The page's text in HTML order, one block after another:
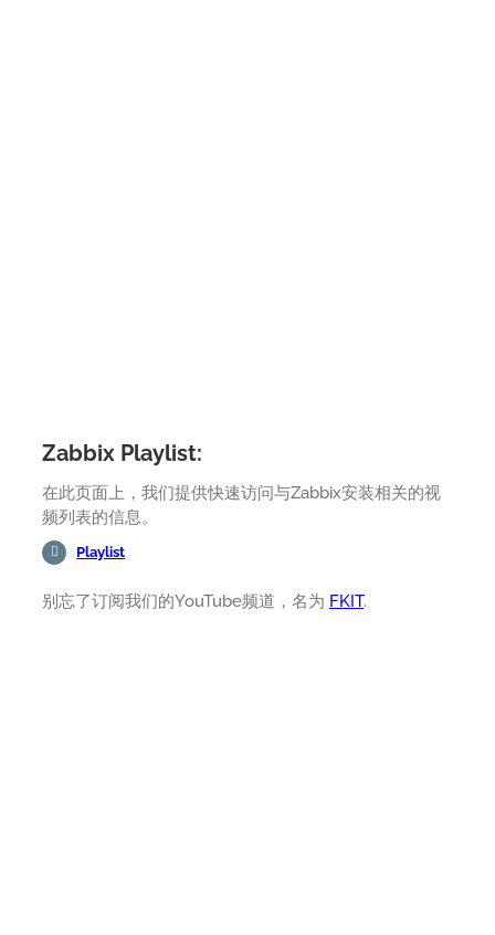
Zabbix Playlist:
在此页面上，我们提供快速访问与Zabbix安装相关的视
频列表的信息。
Playlist
别忘了订阅我们的YouTube频道，名为 FKIT.